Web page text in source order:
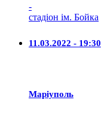
-
стадіон ім. Бойка
11.03.2022 - 19:30
Маріуполь